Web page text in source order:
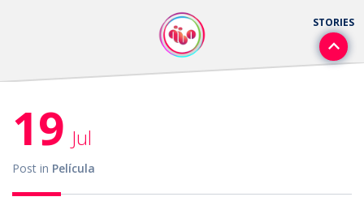
19 Jul
Post in Película